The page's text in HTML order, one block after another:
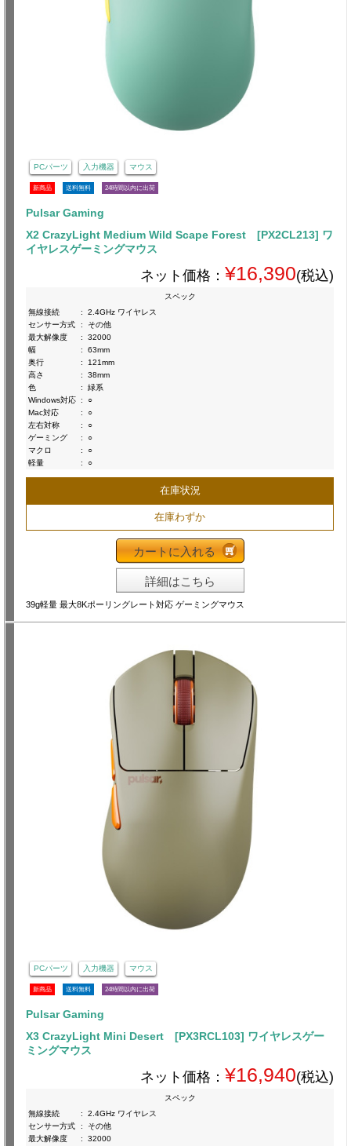
PCパーツ 入力機器 マウス
新商品 送料無料 24時間以内に出荷
Pulsar Gaming
X2 CrazyLight Medium Wild Scape Forest [PX2CL213] ワ
イヤレスゲーミングマウス
ネット価格： ¥16,390(税込)
スペック
無線接続
:
2.4GHz ワイヤレス
センサー方式
:
その他
最大解像度
:
32000
幅
:
63mm
奥行
:
121mm
高さ
:
38mm
色
:
緑系
Windows対応 :
○
Mac対応
:
○
左右対称
:
○
ゲーミング
:
○
マクロ
:
○
軽量
: ○
在庫状況
在庫わずか
カートに入れる
詳細はこちら
39g軽量 最大8Kポーリングレート対応 ゲーミングマウス
PCパーツ 入力機器 マウス
新商品 送料無料 24時間以内に出荷
Pulsar Gaming
X3 CrazyLight Mini Desert [PX3RCL103] ワイヤレスゲー
ミングマウス
ネット価格： ¥16,940(税込)
スペック
無線接続
:
2.4GHz ワイヤレス
センサー方式
:
その他
最大解像度
:
32000